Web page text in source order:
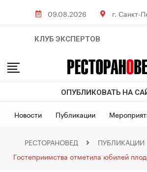
09.08.2026 г. Санкт-
КЛУБ ЭКСПЕРТОВ
ОПУБЛИКОВАТЬ НА
Новости Публикации
РЕСТОРАНОВЕД ПУБЛИКАЦИИ
Гостеприимства отметила юбилей